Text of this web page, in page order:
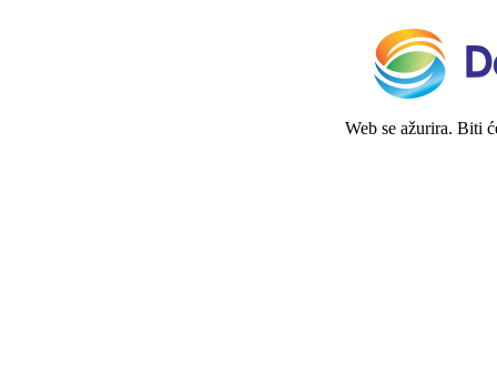
Web se ažurira. Biti